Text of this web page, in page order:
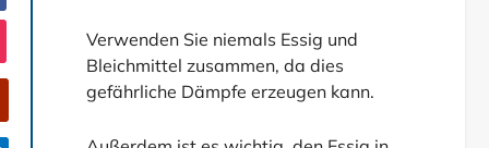
Verwenden Sie niemals Essig und
Bleichmittel zusammen, da dies
gefährliche Dämpfe erzeugen kann.